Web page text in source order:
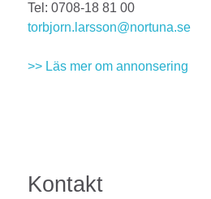
Tel: 0708-18 81 00
torbjorn.larsson@nortuna.se
>> Läs mer om annonsering
Kontakt